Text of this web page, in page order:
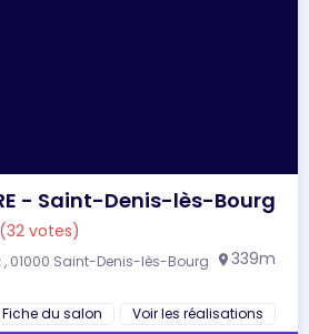
- Saint-Denis-lès-Bourg
(32 votes)
, 01000 Saint-Denis-lès-Bourg location_on 339m
Fiche du salon Voir les réalisations